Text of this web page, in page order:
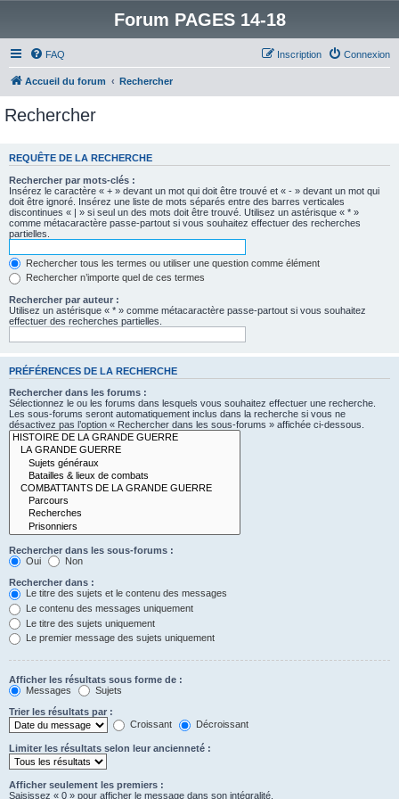
Forum PAGES 14-18
FAQ Connexion
Inscription
Accueil du forum Rechercher
Rechercher
REQUÊTE DE LA RECHERCHE
Rechercher par mots-clés :
Insérez le caractère « + » devant un mot qui doit être trouvé et « - » devant un mot qui
doit être ignoré. Insérez une liste de mots séparés entre des barres verticales
discontinues « | » si seul un des mots doit être trouvé. Utilisez un astérisque « * »
comme métacaractère passe-partout si vous souhaitez effectuer des recherches
partielles.
Rechercher tous les termes ou utiliser une question comme élément
Rechercher n’importe quel de ces termes
Rechercher par auteur :
Utilisez un astérisque « * » comme métacaractère passe-partout si vous souhaitez
effectuer des recherches partielles.
PRÉFÉRENCES DE LA RECHERCHE
Rechercher dans les forums :
Sélectionnez le ou les forums dans lesquels vous souhaitez effectuer une recherche.
Les sous-forums seront automatiquement inclus dans la recherche si vous ne
désactivez pas l’option « Rechercher dans les sous-forums » affichée ci-dessous.
Rechercher dans les sous-forums :
Oui
Non
Rechercher dans :
Le titre des sujets et le contenu des messages
Le contenu des messages uniquement
Le titre des sujets uniquement
Le premier message des sujets uniquement
Afficher les résultats sous forme de :
Messages
Sujets
Trier les résultats par :
Croissant
Décroissant
Limiter les résultats selon leur ancienneté :
Afficher seulement les premiers :
Saisissez « 0 » pour afficher le message dans son intégralité.